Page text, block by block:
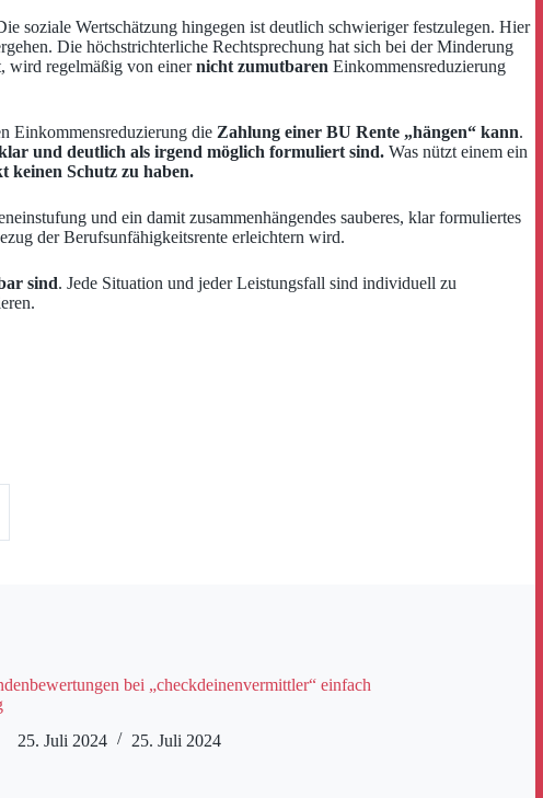
soziale Wertschätzung hingegen ist deutlich schwieriger festzulegen. Hier
Die höchstrichterliche Rechtsprechung hat sich bei der Minderung
wird regelmäßig von einernicht zumutbaren Einkommensreduzierung
Einkommensreduzierung die Zahlung einer BU Rente „hängen“ kann.
und deutlich als irgend möglich formuliert sind. Was nützt einem ein
keinen Schutz zu haben.
und ein damit zusammenhängendes sauberes, klar formuliertes
der Berufsunfähigkeitsrente erleichtern wird.
sind. Jede Situation und jeder Leistungsfall sind individuell zu
bei „checkdeinenvermittler“ einfach
25. Juli 2024
25. Juli 2024